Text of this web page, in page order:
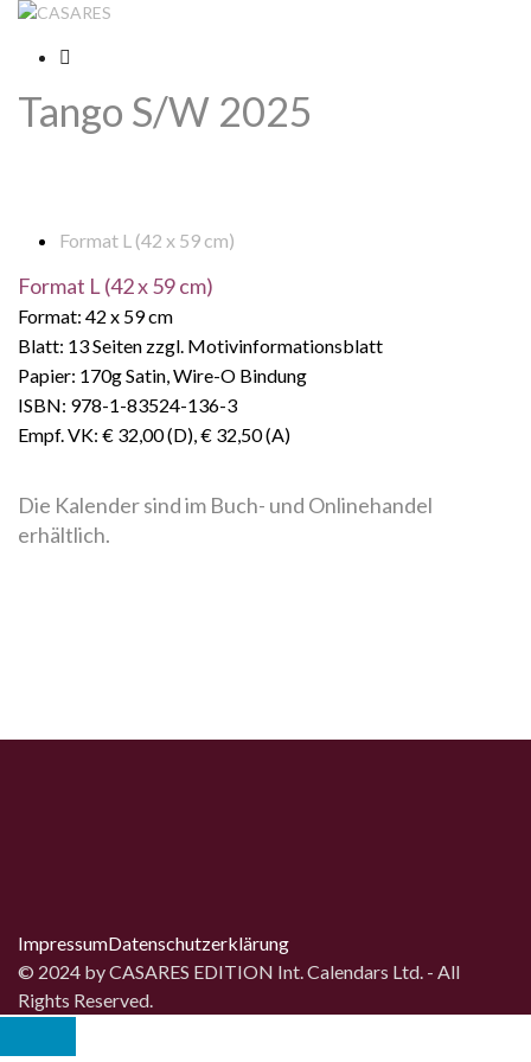
Tango S/W 2025
Format L (42 x 59 cm)
Format L (42 x 59 cm)
Format: 42 x 59 cm
Blatt: 13 Seiten zzgl. Motivinformationsblatt
Papier: 170g Satin, Wire-O Bindung
ISBN: 978-1-83524-136-3
Empf. VK: € 32,00 (D), € 32,50 (A)
Die Kalender sind im Buch- und Onlinehandel
erhältlich.
ImpressumDatenschutz­erklärung
© 2024 by CASARES EDITION Int. Calendars Ltd. - All
Rights Reserved.